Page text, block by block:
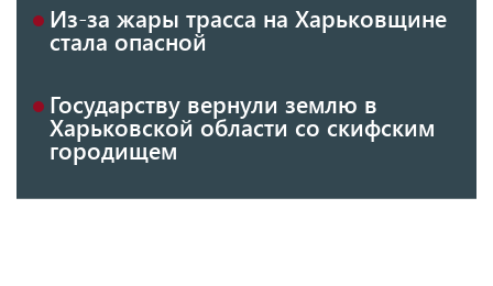
Из-за жары трасса на Харьковщине
стала опасной
Государству вернули землю в
Харьковской области со скифским
городищем